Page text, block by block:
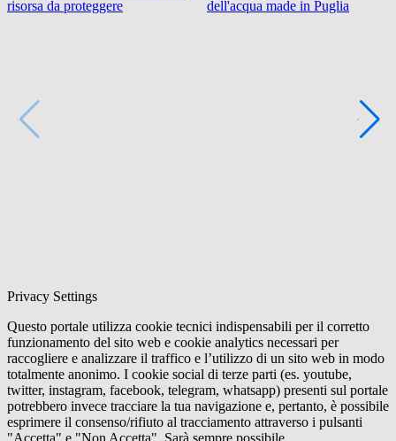
risorsa da proteggere
dell'acqua made in Puglia
Privacy Settings
Questo portale utilizza cookie tecnici indispensabili per il corretto
funzionamento del sito web e cookie analytics necessari per
raccogliere e analizzare il traffico e l’utilizzo di un sito web in modo
totalmente anonimo. I cookie social di terze parti (es. youtube,
twitter, instagram, facebook, telegram, whatsapp) presenti sul portale
potrebbero invece tracciare la tua navigazione e, pertanto, è possibile
esprimere il consenso/rifiuto al tracciamento attraverso i pulsanti